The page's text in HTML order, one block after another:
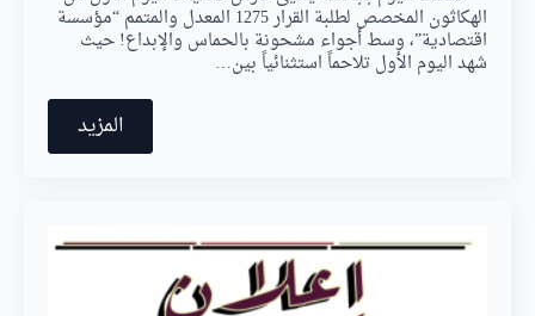
الهكاثون المخصص لطلبة القرار 1275 المعدل والمتمم “مؤسسة
اقتصادية”، وسط أجواء مشحونة بالحماس والإبداع! حيث ​
شهد اليوم الأول تلاحماً استثنائياً بين…
المزيد